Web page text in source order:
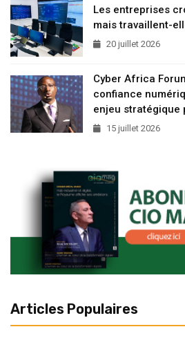
Les entreprises
mais travaillent-
20 juillet 2026
Cyber Africa
confiance
enjeu stratégique
15 juillet 2026
Articles Populaires